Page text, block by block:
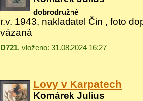
dobrodružné
r.v. 1943, nakladatel Čin , foto
vázaná
D721, vloženo: 31.08.2024 16:27
Lovy v Karpatech
Komárek Julius